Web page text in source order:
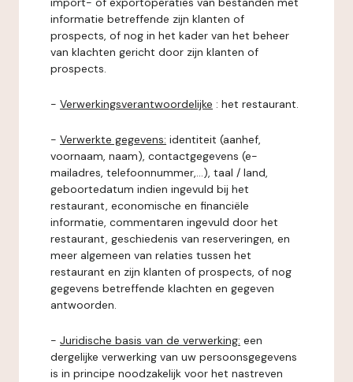
informatie betreffende zijn klanten of
prospects, of nog in het kader van het beheer
van klachten gericht door zijn klanten of
prospects.
- Verwerkingsverantwoordelijke : het restaurant.
- Verwerkte gegevens: identiteit (aanhef,
voornaam, naam), contactgegevens (e-
mailadres, telefoonnummer,...), taal / land,
geboortedatum indien ingevuld bij het
restaurant, economische en financiële
informatie, commentaren ingevuld door het
restaurant, geschiedenis van reserveringen, en
meer algemeen van relaties tussen het
restaurant en zijn klanten of prospects, of nog
gegevens betreffende klachten en gegeven
antwoorden.
- Juridische basis van de verwerking: een
dergelijke verwerking van uw persoonsgegevens
is in principe noodzakelijk voor het nastreven